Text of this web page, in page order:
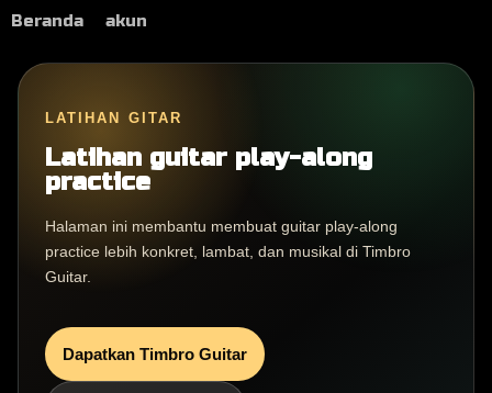
Beranda akun
LATIHAN GITAR
Latihan guitar play-along
practice
Halaman ini membantu membuat guitar play-along
practice lebih konkret, lambat, dan musikal di Timbro
Guitar.
Dapatkan Timbro Guitar